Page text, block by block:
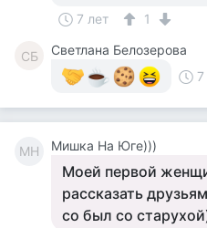
7 лет 1
СБ
Светлана Белозерова
7
МН Мишка На Юге)))
Моей первой
рассказать
со был со